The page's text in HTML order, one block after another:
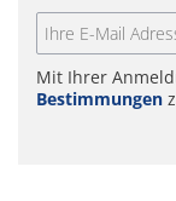
Mit Ihrer
Bestimmungen